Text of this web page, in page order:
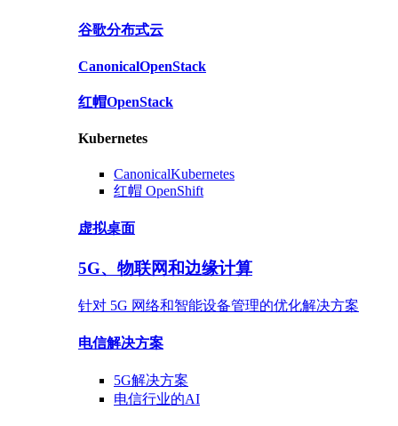
谷歌分布式云
CanonicalOpenStack
红帽OpenStack
Kubernetes
CanonicalKubernetes
红帽 OpenShift
虚拟桌面
5G、物联网和边缘计算
针对 5G 网络和智能设备管理的优化解决方案
电信解决方案
5G解决方案
电信行业的AI